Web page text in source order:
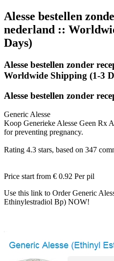
Alesse bestellen
nederland ::
Days)
Alesse bestellen zonder
Worldwide Shipping (1-3
Alesse bestellen zonder
Generic Alesse
Koop Generieke Alesse Geen Rx
for preventing pregnancy.
Rating 4.3 stars, based on 347
Price start from € 0.92 Per pil
Use this link to Order Generic
Ethinylestradiol Bp) NOW!